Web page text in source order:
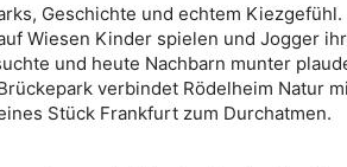
Geschichte und echtem
Wiesen Kinder spielen und Jogger
und heute Nachbarn munter
verbindet Rödelheim Natur
Stück Frankfurt zum Durchatmen.